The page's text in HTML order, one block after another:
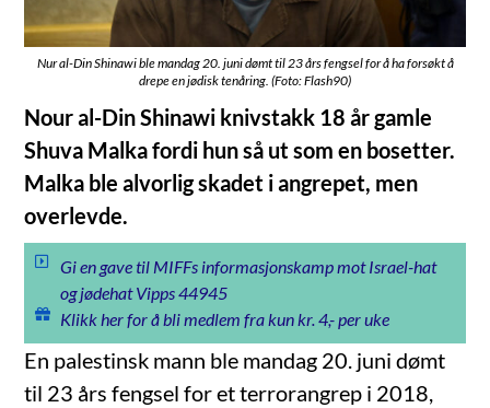
Nur al-Din Shinawi ble mandag 20. juni dømt til 23 års fengsel for å ha forsøkt å
drepe en jødisk tenåring. (Foto: Flash90)
Nour al-Din Shinawi knivstakk 18 år gamle
Shuva Malka fordi hun så ut som en bosetter.
Malka ble alvorlig skadet i angrepet, men
overlevde.
Gi en gave til MIFFs informasjonskamp mot Israel-hat
og jødehat Vipps 44945
Klikk her for å bli medlem fra kun kr. 4,- per uke
En palestinsk mann ble mandag 20. juni dømt
til 23 års fengsel for et terrorangrep i 2018,